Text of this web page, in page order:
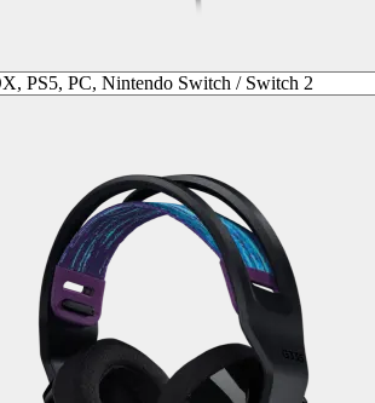
PS5, PC, Nintendo Switch / Switch 2